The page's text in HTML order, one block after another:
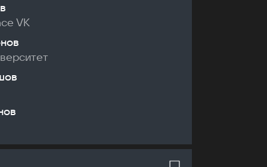
VK